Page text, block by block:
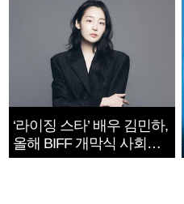
‘라이징 스타’ 배우 김민하,
올해 BIFF 개막식 사회자
확정